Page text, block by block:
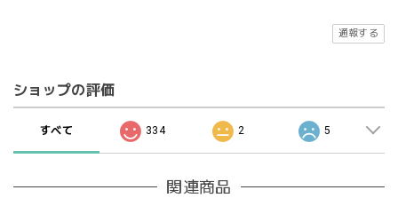
通報する
ショップの評価
すべて 334 2 5
関連商品